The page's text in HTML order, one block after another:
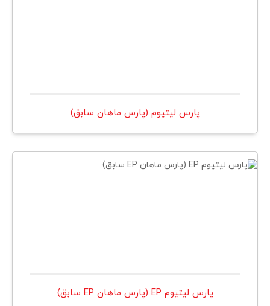
پارس ليتيوم (پارس ماهان سابق)
پارس ليتيوم EP (پارس ماهان EP سابق)